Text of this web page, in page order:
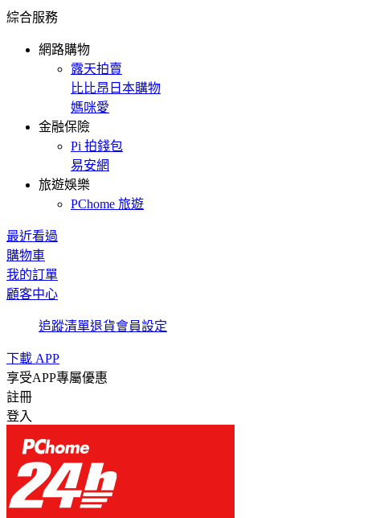
綜合服務
網路購物
露天拍賣
比比昂日本購物
媽咪愛
金融保險
Pi 拍錢包
易安網
旅遊娛樂
PChome 旅遊
最近看過
購物車
我的訂單
顧客中心
追蹤清單退貨會員設定
下載 APP
享受APP專屬優惠
註冊
登入